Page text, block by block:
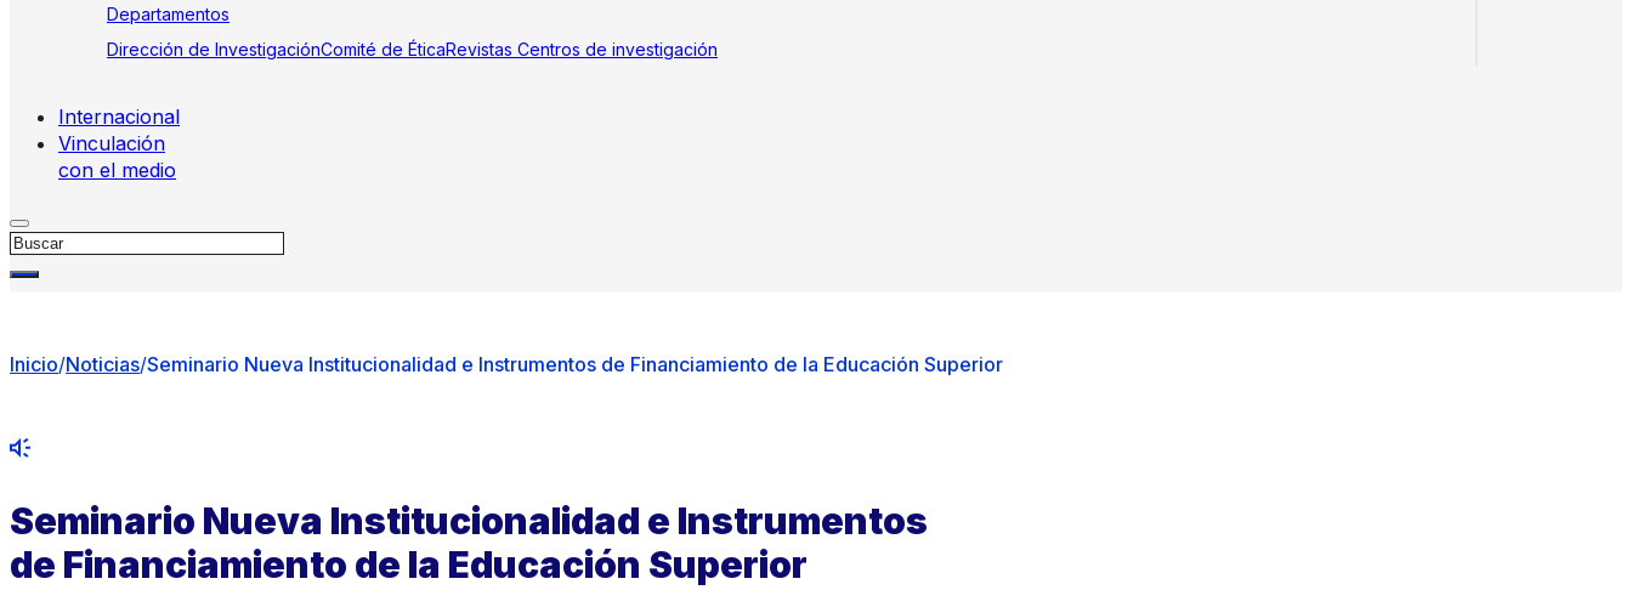
Departamentos
Dirección de InvestigaciónComité de ÉticaRevistas Centros de investigación
Internacional
Vinculación
con el medio
Buscar
Inicio/Noticias/Seminario Nueva Institucionalidad e Instrumentos de Financiamiento de la Educación Superior
Seminario Nueva Institucionalidad e Instrumentos
de Financiamiento de la Educación Superior